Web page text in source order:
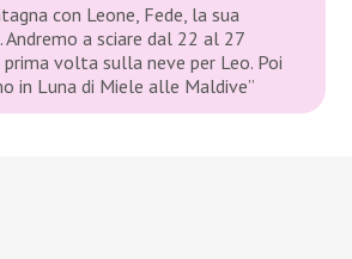
con Leone, Fede, la sua
a sciare dal 22 al 27
prima volta sulla neve per Leo. Poi
in Luna di Miele alle Maldive”